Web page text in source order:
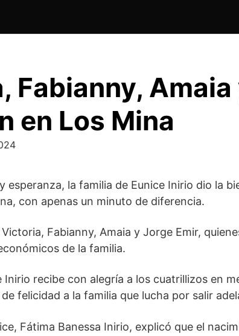
Fabianny,
en Los Mina
esperanza, la familia de Eunice Inirio dio la
con apenas un minuto de diferencia.
Fabianny, Amaia y Jorge Emir,
de la familia.
Inirio recibe con alegría a los cuatrillizos en
felicidad a la familia que lucha por salir
Fátima Banessa Inirio, explicó que el